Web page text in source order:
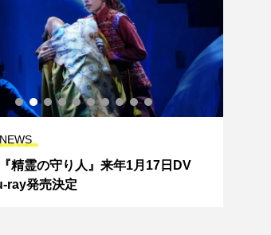
精霊の守り人』来年1月17日DV
ray発売決定